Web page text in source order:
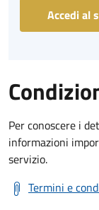
Accedi al
Per conoscere i
informazioni
servizio.
Termini e